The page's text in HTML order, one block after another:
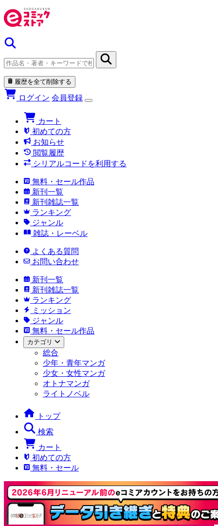
履歴を全て削除する
ログイン 会員登録
カート
初めての方
お知らせ
閲覧履歴
シリアルコードを利用する
無料・セール作品
新刊一覧
新刊雑誌一覧
ランキング
ジャンル
雑誌・レーベル
よくある質問
お問い合わせ
新刊一覧
新刊雑誌一覧
ランキング
ミッション
ジャンル
無料・セール作品
カテゴリ
総合
少年・青年マンガ
少女・女性マンガ
オトナマンガ
ライトノベル
トップ
検索
カート
初めての方
無料・セール